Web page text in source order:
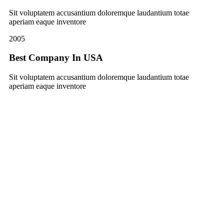
Sit voluptatem accusantium doloremque laudantium totae
aperiam eaque inventore
2005
Best Company In USA
Sit voluptatem accusantium doloremque laudantium totae
aperiam eaque inventore